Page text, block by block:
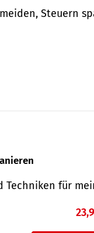
Steuern
Techniken für